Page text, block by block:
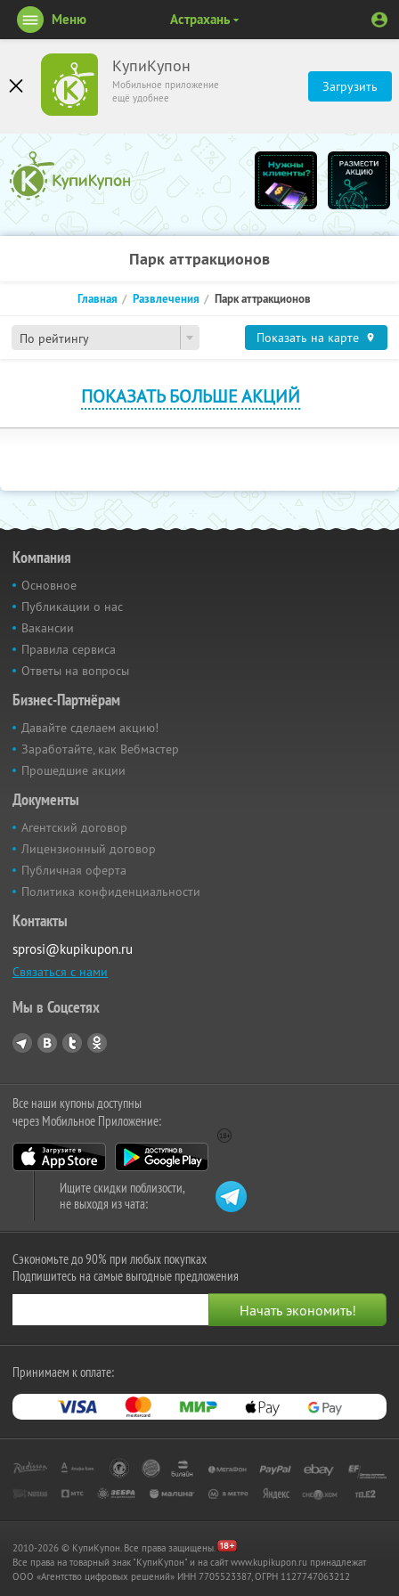
КупиКупон
Мобильное приложение
ещё удобнее
Загрузить
Меню Астрахань
Парк аттракционов
По рейтингу
Главная Развлечения Парк аттракционов
Показать на карте
ПОКАЗАТЬ БОЛЬШЕ АКЦИЙ
Компания
Основное
Публикации о нас
Вакансии
Правила сервиса
Ответы на вопросы
Бизнес-Партнёрам
Давайте сделаем акцию!
Заработайте, как Вебмастер
Прошедшие акции
Документы
Агентский договор
Лицензионный договор
Публичная оферта
Политика конфиденциальности
Контакты
sprosi@kupikupon.ru
Связаться с нами
Мы в Соцсетях
Все наши купоны доступны
через Мобильное Приложение:
Ищите скидки поблизости,
не выходя из чата:
Сэкономьте до 90% при любых покупках
Подпишитесь на самые выгодные предложения
Принимаем к оплате:
2010-2026 © КупиКупон. Все права защищены.
Все права на товарный знак "КупиКупон" и на сайт www.kupikupon.ru принадлежат
OOO «Агентство цифровых решений» ИНН 7705523387, ОГРН 1127747063212